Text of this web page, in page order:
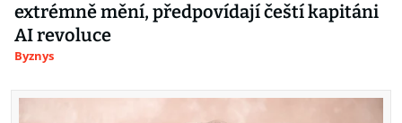
extrémně mění, předpovídají čeští kapitáni
AI revoluce
Byznys